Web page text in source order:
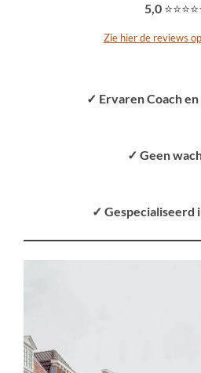
5,0
Zie hier de reviews
✓ Ervaren Coach
✓ Geen
✓ Gespecialiseerd